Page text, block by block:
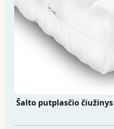
Šalto putplasčio čiužinys